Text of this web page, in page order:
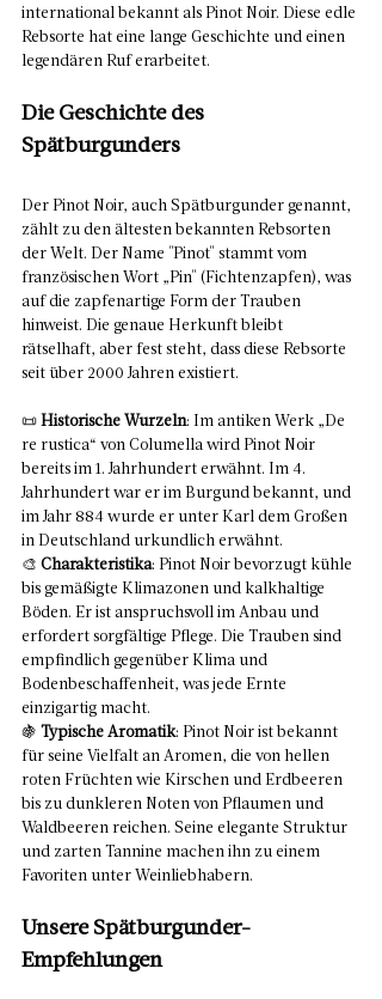
international bekannt als Pinot Noir. Diese edle
Rebsorte hat eine lange Geschichte und einen
legendären Ruf erarbeitet.
Die Geschichte des
Spätburgunders
Der Pinot Noir, auch Spätburgunder genannt,
zählt zu den ältesten bekannten Rebsorten
der Welt. Der Name "Pinot" stammt vom
französischen Wort „Pin" (Fichtenzapfen), was
auf die zapfenartige Form der Trauben
hinweist. Die genaue Herkunft bleibt
rätselhaft, aber fest steht, dass diese Rebsorte
seit über 2000 Jahren existiert.
📜 Historische Wurzeln: Im antiken Werk „De
re rustica“ von Columella wird Pinot Noir
bereits im 1. Jahrhundert erwähnt. Im 4.
Jahrhundert war er im Burgund bekannt, und
im Jahr 884 wurde er unter Karl dem Großen
in Deutschland urkundlich erwähnt.
🎨 Charakteristika: Pinot Noir bevorzugt kühle
bis gemäßigte Klimazonen und kalkhaltige
Böden. Er ist anspruchsvoll im Anbau und
erfordert sorgfältige Pflege. Die Trauben sind
empfindlich gegenüber Klima und
Bodenbeschaffenheit, was jede Ernte
einzigartig macht.
🍇 Typische Aromatik: Pinot Noir ist bekannt
für seine Vielfalt an Aromen, die von hellen
roten Früchten wie Kirschen und Erdbeeren
bis zu dunkleren Noten von Pflaumen und
Waldbeeren reichen. Seine elegante Struktur
und zarten Tannine machen ihn zu einem
Favoriten unter Weinliebhabern.
Unsere Spätburgunder-
Empfehlungen